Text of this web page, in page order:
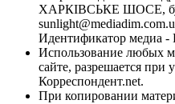
ХАРКІВСЬКЕ ШОСЕ,
Идентификатор медиа -
Использование любых
сайте, разрешается при
Корреспондент.net.
При копировании